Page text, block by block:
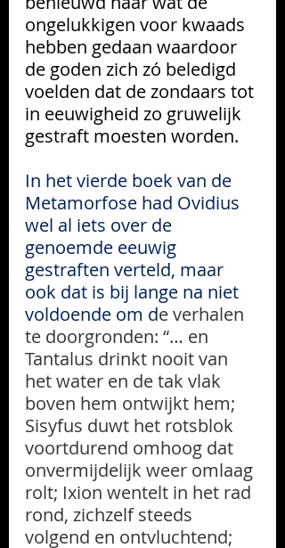
ongelukkigen voor kwaads
hebben gedaan waardoor
de goden zich zó beledigd
voelden dat de zondaars tot
in eeuwigheid zo gruwelijk
gestraft moesten worden.
In het vierde boek van de
Metamorfose had Ovidius
wel al iets over de
genoemde eeuwig
gestraften verteld, maar
ook dat is bij lange na niet
voldoende om de verhalen
te doorgronden: “… en
Tantalus drinkt nooit van
het water en de tak vlak
boven hem ontwijkt hem;
Sisyfus duwt het rotsblok
voortdurend omhoog dat
onvermijdelijk weer omlaag
rolt; Ixion wentelt in het rad
rond, zichzelf steeds
volgend en ontvluchtend;